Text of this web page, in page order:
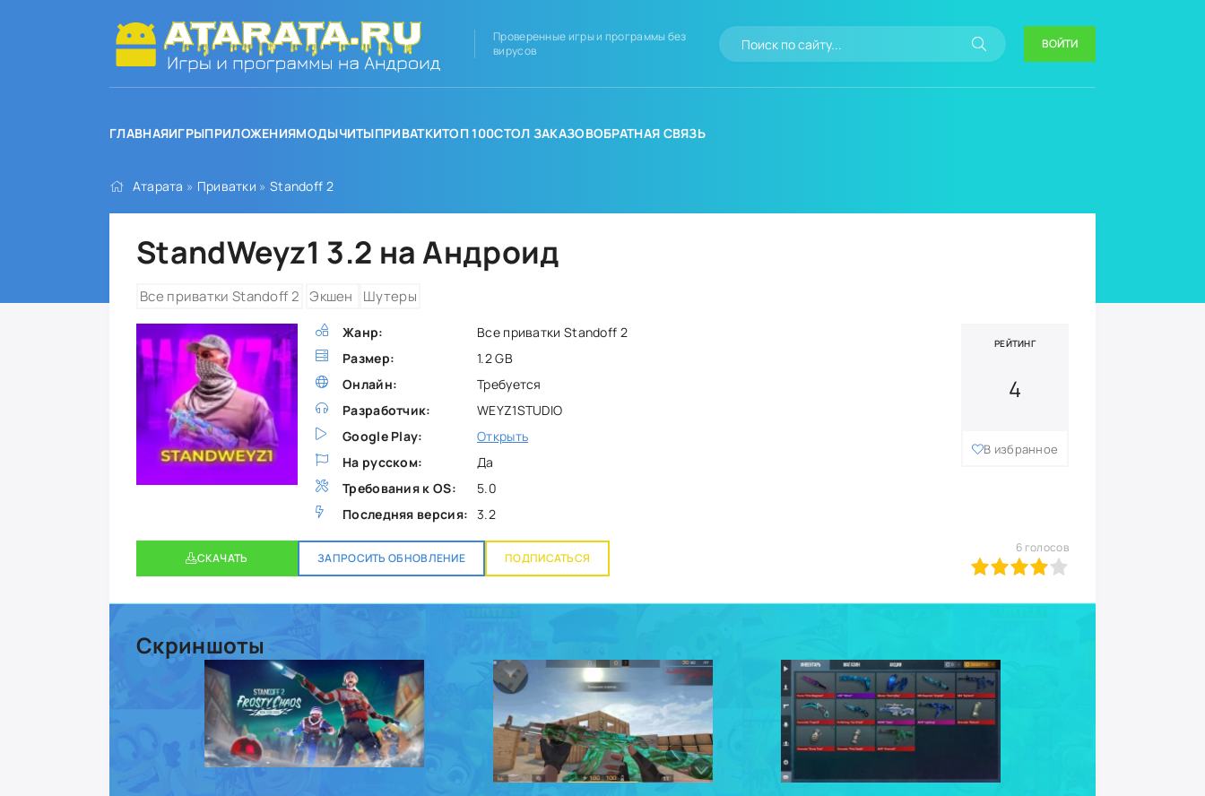
Проверенные игры и программы без
вирусов
ВОЙТИ
ГЛАВНАЯИГРЫПРИЛОЖЕНИЯМОДЫЧИТЫПРИВАТКИТОП 100СТОЛ ЗАКАЗОВОБРАТНАЯ СВЯЗЬ
Атарата » Приватки » Standoff 2
StandWeyz1 3.2 на Андроид
Все приватки Standoff 2 Экшен Шутеры
Жанр:
Все приватки Standoff 2
Размер:
1.2 GB
Онлайн:
Требуется
Разработчик:
WEYZ1STUDIO
Google Play:
Открыть
На русском:
Да
Требования к OS:
5.0
Последняя версия: 3.2
РЕЙТИНГ
4
В избранное
СКАЧАТЬ ЗАПРОСИТЬ ОБНОВЛЕНИЕ ПОДПИСАТЬСЯ
6 голосов
Скриншоты